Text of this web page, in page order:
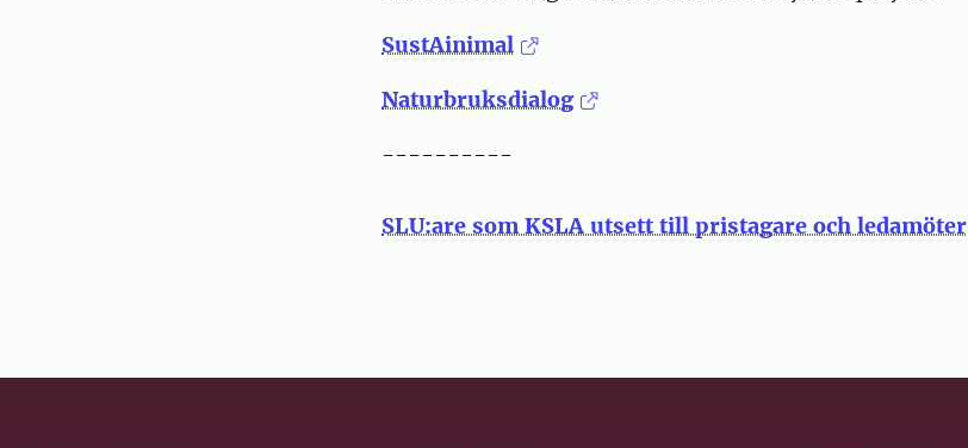
SustAinimal
Naturbruksdialog
----------
SLU:are som KSLA utsett till pristagare och ledamöter